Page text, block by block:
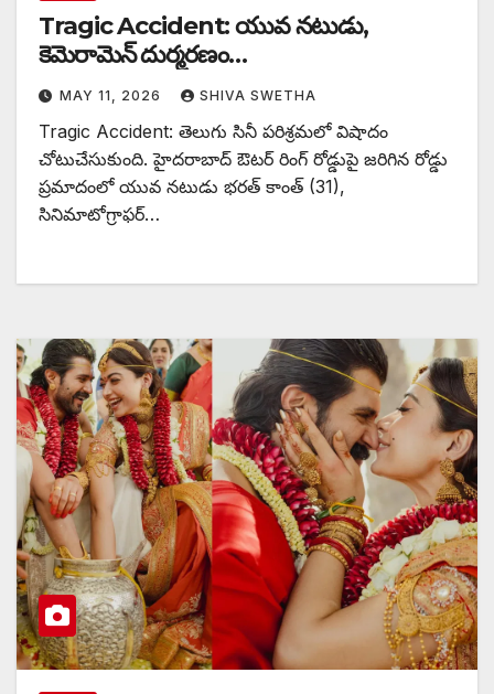
Tragic Accident: యువ నటుడు,
కెమెరామెన్ దుర్మరణం…
MAY 11, 2026 SHIVA SWETHA
Tragic Accident: తెలుగు సినీ పరిశ్రమలో విషాదం
చోటుచేసుకుంది. హైదరాబాద్ ఔటర్ రింగ్ రోడ్డుపై జరిగిన రోడ్డు
ప్రమాదంలో యువ నటుడు భరత్ కాంత్ (31),
సినిమాటోగ్రాఫర్…